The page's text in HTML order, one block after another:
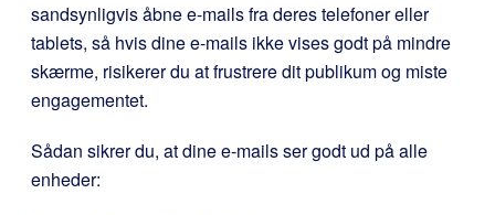
sandsynligvis åbne e-mails fra deres telefoner eller
tablets, så hvis dine e-mails ikke vises godt på mindre
skærme, risikerer du at frustrere dit publikum og miste
engagementet.
Sådan sikrer du, at dine e-mails ser godt ud på alle
enheder: